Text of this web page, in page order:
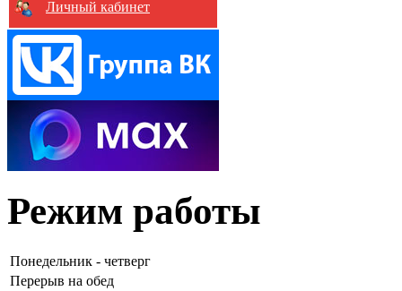
Личный кабинет
Режим работы
Понедельник - четверг
Перерыв на обед